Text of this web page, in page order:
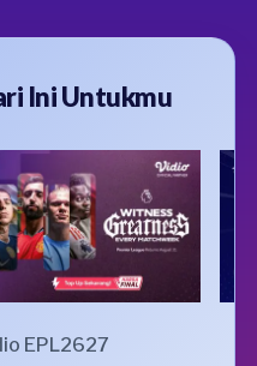
Ini Untukmu
EPL2627